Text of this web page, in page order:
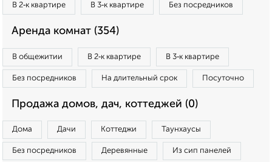
В 2‑к квартире В 3‑к квартире Без посредников
Аренда комнат (354)
В общежитии В 2‑к квартире В 3‑к квартире
Без посредников На длительный срок Посуточно
Продажа домов, дач, коттеджей (0)
Дома Дачи Коттеджи Таунхаусы
Без посредников Деревянные Из сип панелей